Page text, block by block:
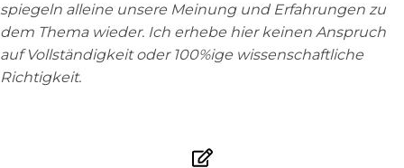
spiegeln alleine unsere Meinung und Erfahrungen zu
dem Thema wieder. Ich erhebe hier keinen Anspruch
auf Vollständigkeit oder 100%ige wissenschaftliche
Richtigkeit.